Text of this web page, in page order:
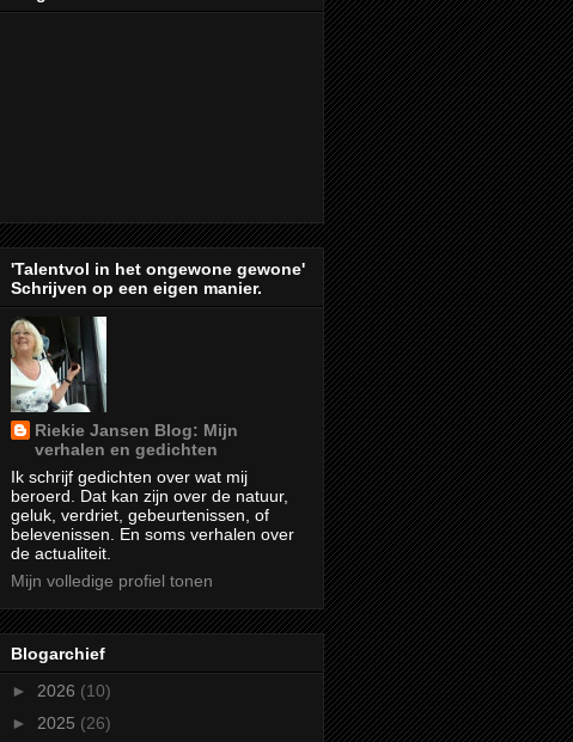
'Talentvol in het ongewone gewone'
Schrijven op een eigen manier.
Riekie Jansen Blog: Mijn
verhalen en gedichten
Ik schrijf gedichten over wat mij
beroerd. Dat kan zijn over de natuur,
geluk, verdriet, gebeurtenissen, of
belevenissen. En soms verhalen over
de actualiteit.
Mijn volledige profiel tonen
Blogarchief
► 2026 (10)
► 2025 (26)